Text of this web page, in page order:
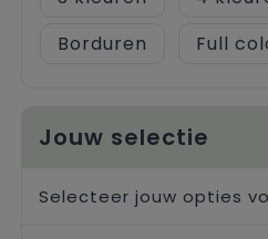
Borduren
Full
Jouw selectie
Selecteer jouw opties